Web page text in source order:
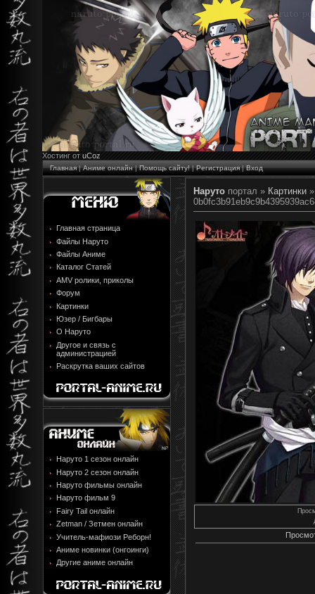
Хостинг от uCoz
Главная|Аниме онлайн|Помощь сайту!|Регистрация|Вход
Главная страница
Файлы Наруто
Файлы Аниме
Каталог Статей
AMV ролики, приколы
Форум
Картинки
Юзер / Бигбары
О Наруто
Другое и связь с
администрацией
Раскрутка ваших сайтов
Наруто 1 сезон онлайн
Наруто 2 сезон онлайн
Наруто фильмы онлайн
Наруто фильм 9
Fairy Tail онлайн
Zetman / Зетмен онлайн
Учитель-мафиози Реборн!
Аниме новинки (онгоинги)
Другие аниме онлайн
Наруто портал » Картинки